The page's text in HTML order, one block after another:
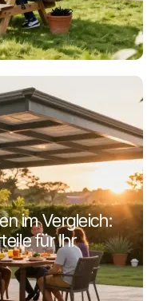
im Vergleich:
für Ihr